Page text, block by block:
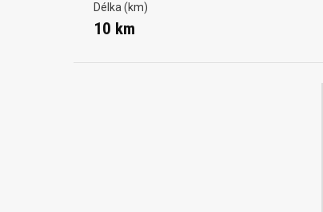
Délka (km)
10 km